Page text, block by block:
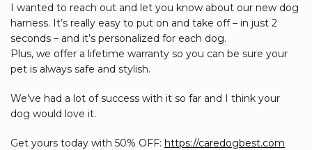
I wanted to reach out and let you know about our new dog
harness. It’s really easy to put on and take off – in just 2
seconds – and it’s personalized for each dog.
Plus, we offer a lifetime warranty so you can be sure your
pet is always safe and stylish.
We’ve had a lot of success with it so far and I think your
dog would love it.
Get yours today with 50% OFF: https://caredogbest.com